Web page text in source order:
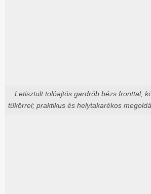
Letisztult tolóajtós gardrób bézs fronttal,
tükörrel; praktikus és helytakarékos